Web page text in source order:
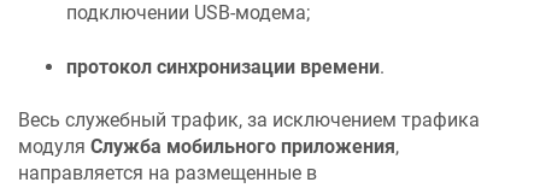
подключении USB-модема;
протокол синхронизации времени.
Весь служебный трафик, за исключением трафика
модуля Служба мобильного приложения,
направляется на размещенные в